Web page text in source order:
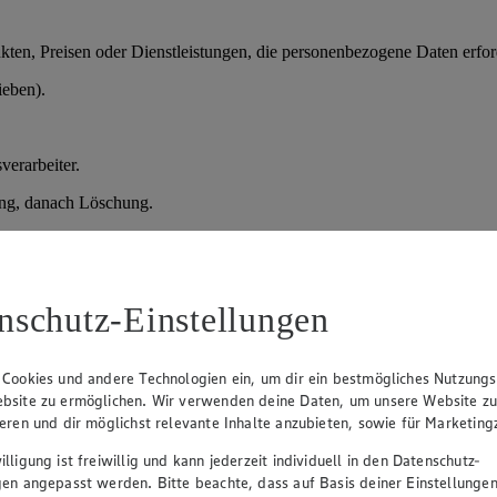
Preisen oder Dienstleistungen, die personenbezogene Daten
danach Löschung.
vorvertragliche Maßnahmen); Art. 6 Abs. 1 lit. f) DSGVO
Qualifikationen.
und Entscheidung über Einstellung.
danach Löschung; bei Einstellung Übernahme in die
Einstellungen
und andere Technologien ein, um dir ein bestmögliches
zu ermöglichen. Wir verwenden deine Daten, um unsere Website zu
und dir möglichst relevante Inhalte anzubieten, sowie für
ist freiwillig und kann jederzeit individuell in den Datenschutz-
angepasst werden. Bitte beachte, dass auf Basis deiner